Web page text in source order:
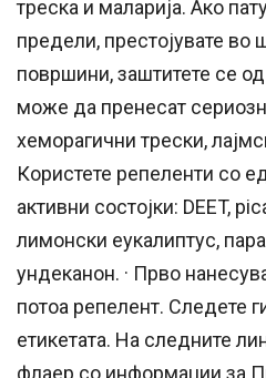
треска и маларија. Ако
предели, престојувате во
површини, заштитете се
може да пренесат
хеморагични трески,
Користете репеленти со
активни состојки: DEET,
лимонски еукалиптус,
ундеканон. · Прво
потоа репелент. Следете
етикетата. На следните